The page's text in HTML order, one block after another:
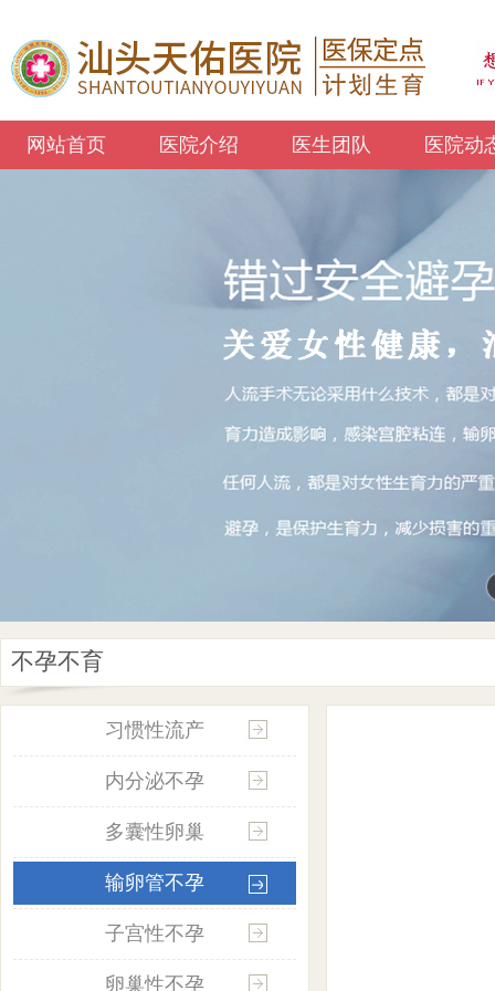
网站首页 医院介绍 医生团队 医院动
不孕不育
习惯性流产
内分泌不孕
多囊性卵巢
输卵管不孕
子宫性不孕
卵巢性不孕